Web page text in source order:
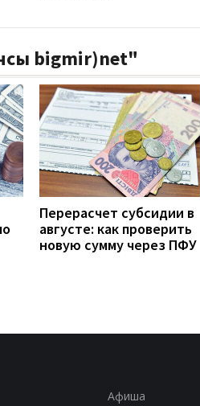
bigmir)net"
Перерасчет субсидии в
августе: как проверить
новую сумму через ПФУ
Афиша